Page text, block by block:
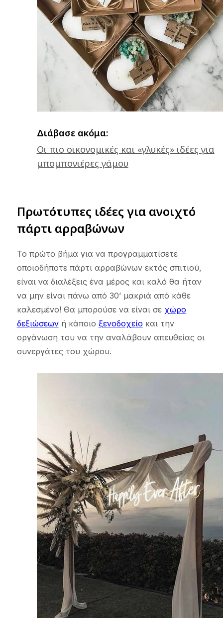
Διάβασε ακόμα:
Οι πιο οικονομικές και «γλυκές» ιδέες για
μπομπονιέρες γάμου
Πρωτότυπες ιδέες για ανοιχτό
πάρτι αρραβώνων
Το πρώτο βήμα για να προγραμματίσετε
οποιοδήποτε πάρτι αρραβώνων εκτός σπιτιού,
είναι να διαλέξεις ένα μέρος και καλό θα ήταν
να μην είναι πάνω από 30’ μακριά από κάθε
καλεσμένο! Θα μπορούσε να είναι σε χώρο
δεξιώσεωνή κάποιο ξενοδοχείο και την
οργάνωση του να την αναλάβουν απευθείας οι
συνεργάτες του χώρου.